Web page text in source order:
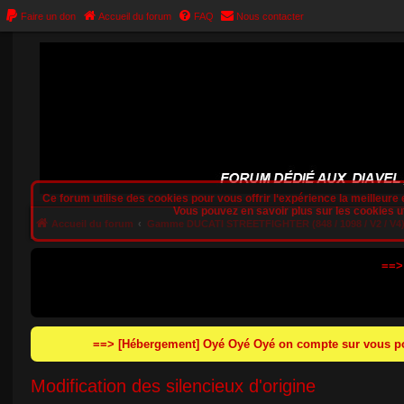
Faire un don Accueil du forum FAQ Nous contacter
Accueil du forum Gamme DUCATI STREETFIGHTER (848 / 1098 / V2 / V4)
==> [Hébergement] Oyé Oyé Oyé on compte sur vous
Modification des silencieux d'origine
Ce forum utilise des cookies pour vous offrir l‘expérience la
Vous pouvez en savoir plus sur les cookies